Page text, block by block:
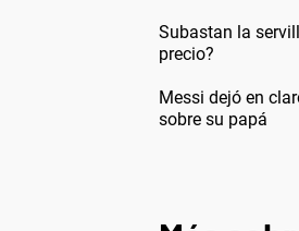
Subastan la
precio?
Messi dejó en
sobre su papá